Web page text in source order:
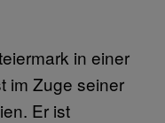
in einer
im Zuge seiner
Er ist